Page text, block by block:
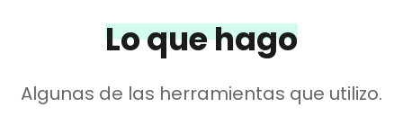
Lo que hago
Algunas de las herramientas que utilizo.